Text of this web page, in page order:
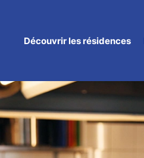
Découvrirles résidences